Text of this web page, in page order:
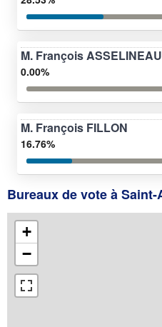
M. François ASSELINEAU
0.00%
M. François FILLON
16.76%
Bureaux de vote à
+
−